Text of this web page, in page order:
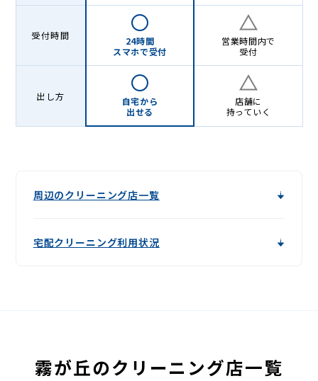
受付時間
24時間
スマホで受付
営業時間内で
受付
出し方
自宅から
出せる
店舗に
持っていく
周辺のクリーニング店一覧
宅配クリーニング利用状況
霧が丘のクリーニング店一覧